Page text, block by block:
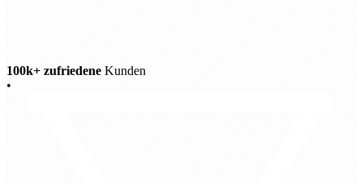
100k+ zufriedene Kunden
•